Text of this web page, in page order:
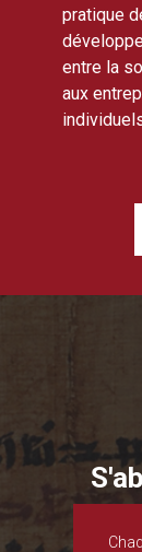
pratique
entre la
aux